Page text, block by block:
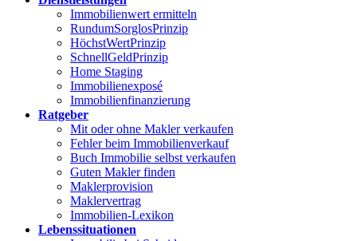
Immobilienwert ermitteln
RundumSorglosPrinzip
HöchstWertPrinzip
SchnellGeldPrinzip
Home Staging
Immobilienexposé
Immobilienfinanzierung
Ratgeber
Mit oder ohne Makler verkaufen
Fehler beim Immobilienverkauf
Buch Immobilie selbst verkaufen
Guten Makler finden
Maklerprovision
Maklervertrag
Immobilien-Lexikon
Lebenssituationen